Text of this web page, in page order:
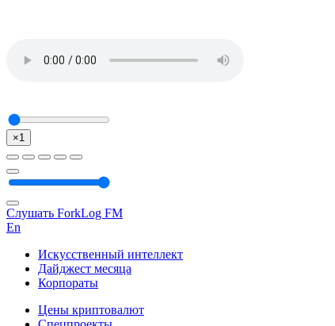
×1
Слушать ForkLog FM
En
Искусственный интеллект
Дайджест месяца
Корпораты
Цены криптовалют